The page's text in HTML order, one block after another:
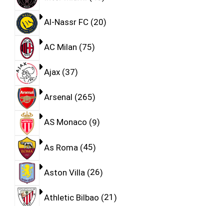
Al-Nassr FC 20
AC Milan 75
Ajax 37
Arsenal 265
AS Monaco 9
As Roma 45
Aston Villa 26
Athletic Bilbao 21